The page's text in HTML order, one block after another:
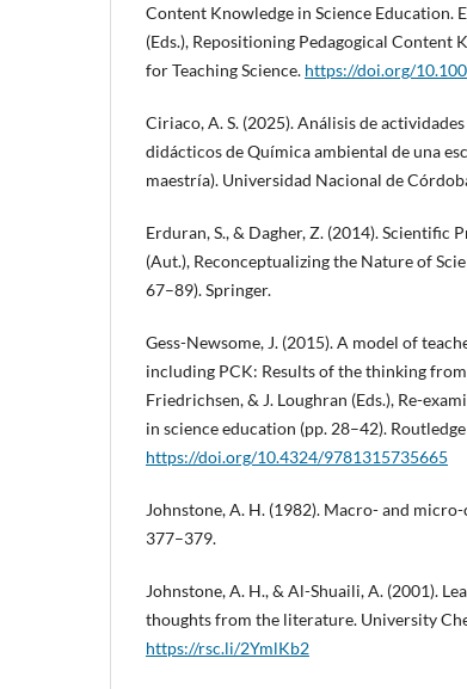
Content Knowledge in Science Education.
(Eds.), Repositioning Pedagogical Content
for Teaching Science. https://doi.org/
Ciriaco, A. S. (2025). Análisis de
didácticos de Química ambiental de una
maestría). Universidad Nacional de
Erduran, S., & Dagher, Z. (2014). Scientific
(Aut.), Reconceptualizing the Nature of
67–89). Springer.
Gess-Newsome, J. (2015). A model of
including PCK: Results of the thinking
Friedrichsen, & J. Loughran (Eds.), Re-
in science education (pp. 28–42).
https://doi.org/10.4324/9781315735665
Johnstone, A. H. (1982). Macro- and
377–379.
Johnstone, A. H., & Al-Shuaili, A. (2001).
thoughts from the literature. University
https://rsc.li/2YmlKb2